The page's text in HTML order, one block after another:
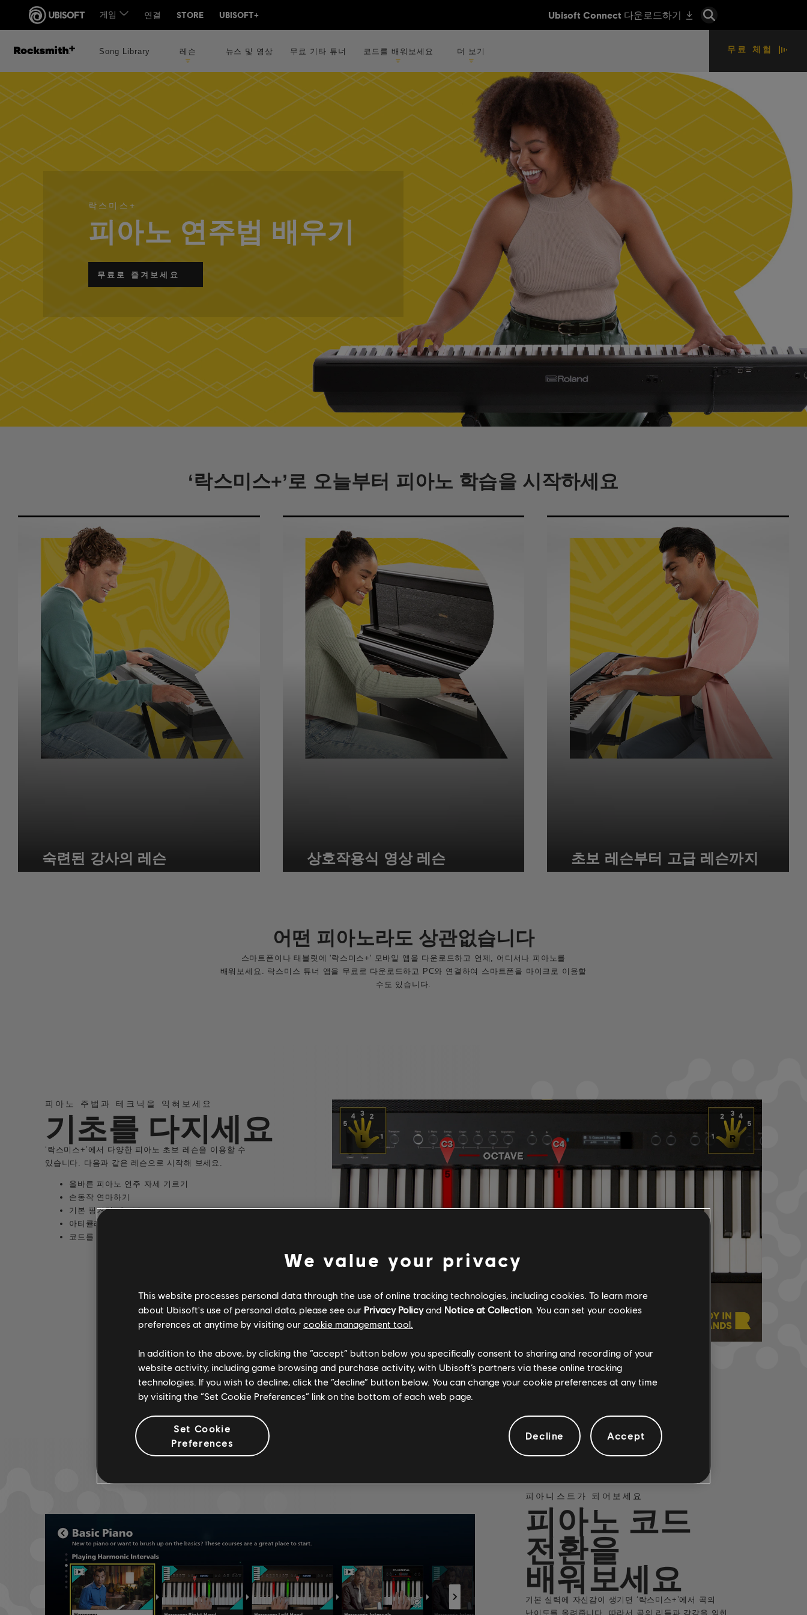
Song Library 레슨 뉴스 및 영상 무료 기타 튜너 코드를 배워보세요 더 보기 무료 체험
락스미스+
피아노 연주법 배우기
무료로 즐겨보세요
‘락스미스+’로 오늘부터 피아노 학습을 시작하세요
숙련된 강사의 레슨 상호작용식 영상 레슨 초보 레슨부터 고급 레슨까지
어떤 피아노라도 상관없습니다
스마트폰이나 태블릿에 '락스미스+' 모바일 앱을 다운로드하고 언제, 어디서나 피아노를
배워보세요. 락스미스 튜너 앱을 무료로 다운로드하고 PC와 연결하여 스마트폰을 마이크로 이용할
수도 있습니다.
피아노 주법과 테크닉을 익혀보세요
기초를 다지세요
‘락스미스+’에서 다양한 피아노 초보 레슨을 이용할 수
있습니다. 다음과 같은 레슨으로 시작해 보세요.
올바른 피아노 연주 자세 기르기
손동작 연마하기
기본 핑거링 테크닉
아티큘레이션과 페달 사용법 익히기
코드를 확인하고 연주하는 법
피아니스트가 되어보세요
피아노 코드
전환을
배워보세요
기본 실력에 자신감이 생기면 ‘락스미스+’에서 곡의
난이도를 올려줍니다. 따라서 곡의 리듬과 감각을 익힌
We value your privacy
This website processes personal data through the use of online tracking technologies, including cookies. To learn more
about Ubisoft's use of personal data, please see our Privacy Policyand Notice at Collection. You can set your cookies
preferences at anytime by visiting our cookie management tool.
In addition to the above, by clicking the “accept” button below you specifically consent to sharing and recording of your
website activity, including game browsing and purchase activity, with Ubisoft’s partners via these online tracking
technologies. If you wish to decline, click the “decline” button below. You can change your cookie preferences at any time
by visiting the “Set Cookie Preferences” link on the bottom of each web page.
Set Cookie
Preferences
Decline Accept